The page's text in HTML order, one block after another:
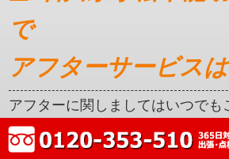
で
アフターサービス
アフターに関しましてはいつでも
クレカ対応はし